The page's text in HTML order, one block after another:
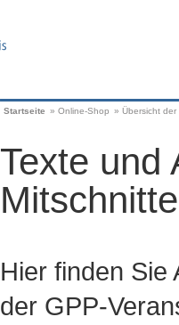
Startseite » Online-Shop » Übersicht
Texte und
Mitschnitte
Hier finden Sie
der GPP-